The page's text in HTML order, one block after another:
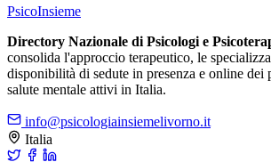
PsicoInsieme
Directory Nazionale di Psicologi e
consolida l'approccio terapeutico, le
disponibilità di sedute in presenza e online dei
salute mentale attivi in Italia.
info@psicologiainsiemelivorno.it
Italia